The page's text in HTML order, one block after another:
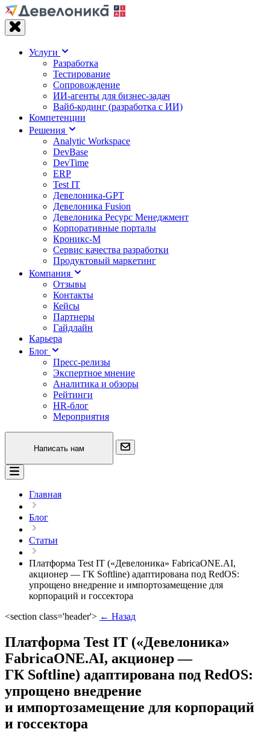
Услуги
Разработка
Тестирование
Сопровождение
ИИ-агенты для бизнес-задач
Вайб‑кодинг (разработка с ИИ)
Компетенции
Решения
Analytic Workspace
DevBase
DevTime
ERP
Test IT
Девелоника-GPT
Девелоника Fusion
Девелоника Ресурс Менеджмент
Корпоративные порталы
Кроникс-М
Сервис качества разработки
Продуктовый маркетинг
Компания
Отзывы
Контакты
Кейсы
Партнеры
Гайдлайн
Карьера
Блог
Пресс-релизы
Экспертное мнение
Аналитика и обзоры
Рейтинги
HR-блог
Мероприятия
Написать нам
Главная
Блог
Статьи
Платформа Test IT («Девелоника» FabricaONE.AI,
акционер — ГК Softline) адаптирована под RedOS:
упрощено внедрение и импортозамещение для
корпораций и госсектора
<section class='header'> ← Назад
Платформа Test IT («Девелоника»
FabricaONE.AI, акционер —
ГК Softline) адаптирована под RedOS:
упрощено внедрение
и импортозамещение для корпораций
и госсектора